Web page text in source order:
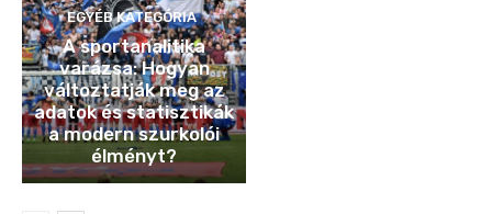
EGYÉB KATEGÓRIA
A sportanalitika
varázsa: Hogyan
változtatják meg az
adatok és statisztikák
a modern szurkolói
élményt?